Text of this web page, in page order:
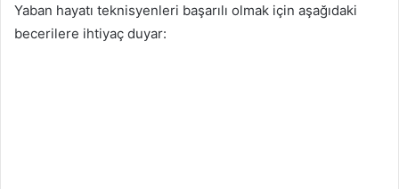
Yaban hayatı teknisyenleri başarılı olmak için aşağıdaki
becerilere ihtiyaç duyar: